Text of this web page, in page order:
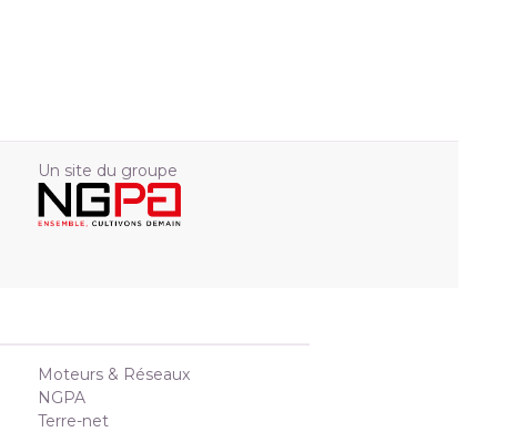
Un site du groupe
Moteurs & Réseaux
NGPA
Terre-net